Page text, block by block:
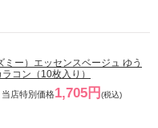
ー）エッセンスベージュ ゆう
コン（10枚入り）
当店特別価格1,705円 (税込)